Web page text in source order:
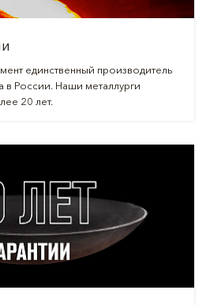
единственный производитель
в России. Наши металлурги
20 лет.